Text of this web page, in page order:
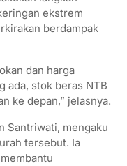
ekstrem
berdampak
dan harga
ada, stok beras NTB
ke depan,” jelasnya.
Santriwati, mengaku
tersebut. Ia